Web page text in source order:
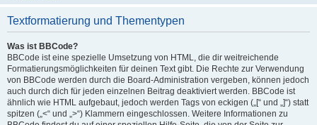
Textformatierung und Thementypen
Was ist BBCode?
BBCode ist eine spezielle Umsetzung von HTML, die dir weitreichende
Formatierungsmöglichkeiten für deinen Text gibt. Die Rechte zur Verwendung
von BBCode werden durch die Board-Administration vergeben, können jedoch
auch durch dich für jeden einzelnen Beitrag deaktiviert werden. BBCode ist
ähnlich wie HTML aufgebaut, jedoch werden Tags von eckigen („[“ und „]“) statt
spitzen („<“ und „>“) Klammern eingeschlossen. Weitere Informationen zu